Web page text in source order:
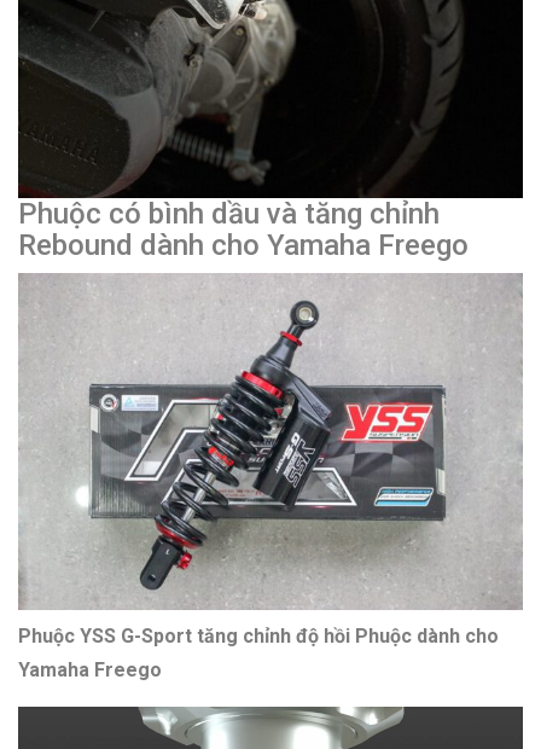
Phuộc có bình dầu và tăng chỉnh
Rebound dành cho Yamaha Freego
Phuộc YSS G-Sport tăng chỉnh độ hồi Phuộc dành cho
Yamaha Freego